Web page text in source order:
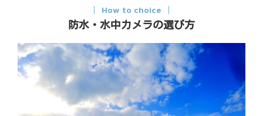
How to choice
防水・水中カメラの選び方